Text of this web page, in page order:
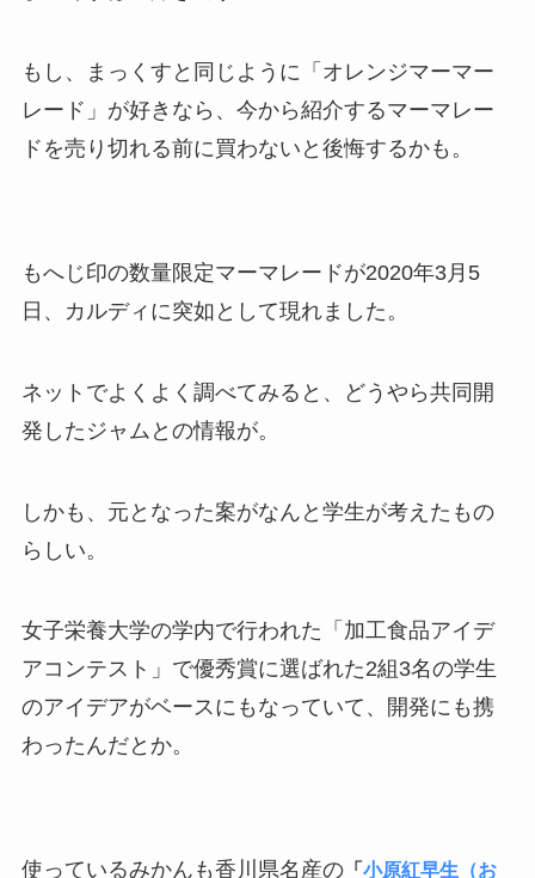
もし、まっくすと同じように「オレンジマーマー
レード」が好きなら、今から紹介するマーマレー
ドを売り切れる前に買わないと後悔するかも。
もへじ印の数量限定マーマレードが2020年3月5
日、カルディに突如として現れました。
ネットでよくよく調べてみると、どうやら共同開
発したジャムとの情報が。
しかも、元となった案がなんと学生が考えたもの
らしい。
女子栄養大学の学内で行われた「加工食品アイデ
アコンテスト」で優秀賞に選ばれた2組3名の学生
のアイデアがベースにもなっていて、開発にも携
わったんだとか。
使っているみかんも香川県名産の「 小原紅早生（お